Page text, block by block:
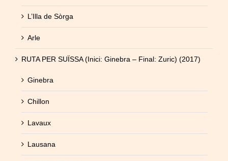
L’Illa de Sòrga
Arle
RUTA PER SUÏSSA (Inici: Ginebra – Final: Zuric) (2017)
Ginebra
Chillon
Lavaux
Lausana